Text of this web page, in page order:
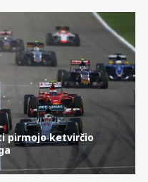
pirmojo ketvirčio